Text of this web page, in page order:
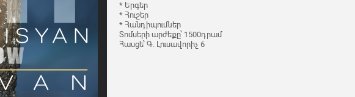
* Երգեր
* Հուշեր
* Հանդիպումներ
Տոմսերի արժեքը՝ 1500դրամ
Հասցե՝ Գ. Լուսավորիչ 6